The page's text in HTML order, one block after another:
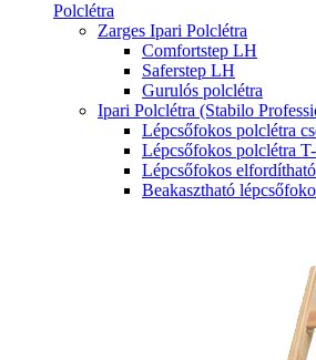
Polclétra
Zarges Ipari Polclétra
Comfortstep LH
Saferstep LH
Gurulós polclétra
Ipari Polclétra (Stabilo
Lépcsőfokos polclétra
Lépcsőfokos polclétra
Lépcsőfokos
Beakasztható